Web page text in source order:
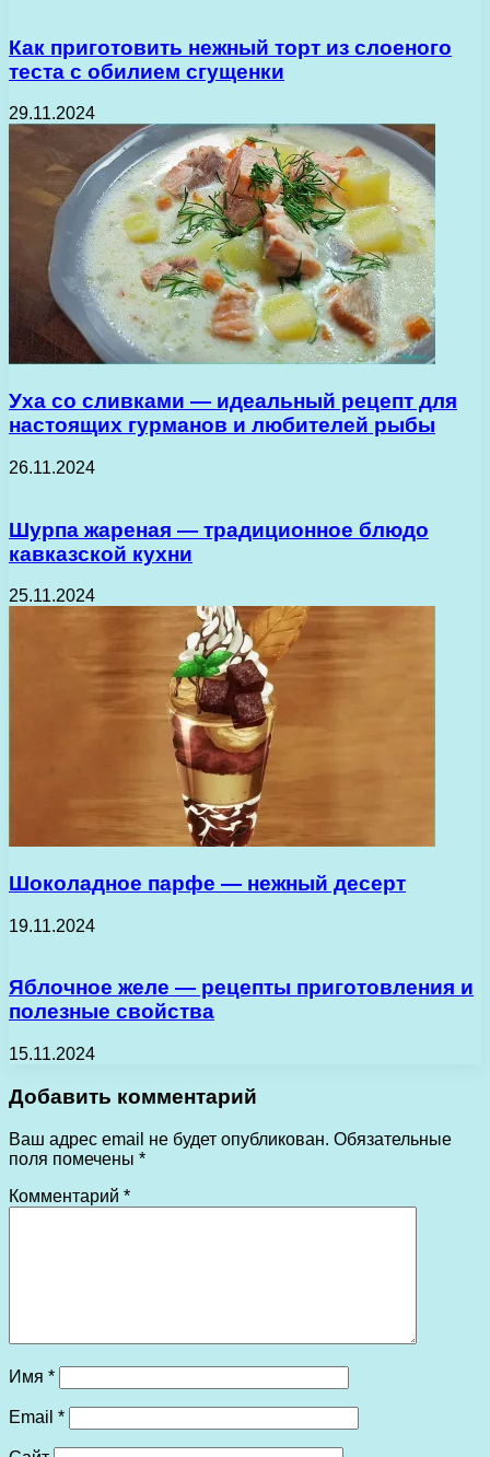
Как приготовить нежный торт из слоеного
теста с обилием сгущенки
29.11.2024
Уха со сливками — идеальный рецепт для
настоящих гурманов и любителей рыбы
26.11.2024
Шурпа жареная — традиционное блюдо
кавказской кухни
25.11.2024
Шоколадное парфе — нежный десерт
19.11.2024
Яблочное желе — рецепты приготовления и
полезные свойства
15.11.2024
Добавить комментарий
Ваш адрес email не будет опубликован. Обязательные
поля помечены *
Комментарий *
Имя *
Email *